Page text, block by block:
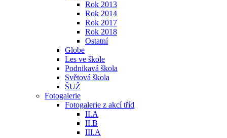
Rok 2013
Rok 2014
Rok 2017
Rok 2018
Ostatní
Globe
Les ve škole
Podnikavá škola
Světová škola
ŠUŽ
Fotogalerie
Fotogalerie z akcí tříd
II.A
II.B
III.A